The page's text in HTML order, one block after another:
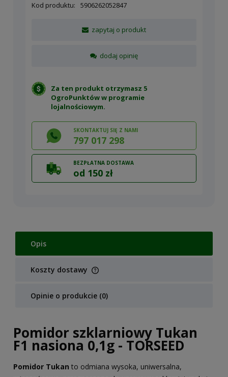
Kod produktu: 5906262052847
zapytaj o produkt
dodaj opinię
Za ten produkt otrzymasz 5
OgroPunktów w programie
lojalnościowym.
SKONTAKTUJ SIĘ Z NAMI
797 017 298
BEZPŁATNA DOSTAWA
od 150 zł
Opis
Koszty dostawy
Cena nie zawiera ewentualnych kosztów płatności
Opinie o produkcie (0)
Pomidor szklarniowy Tukan
F1 nasiona 0,1g - TORSEED
Pomidor Tukan to odmiana wysoka, uniwersalna,